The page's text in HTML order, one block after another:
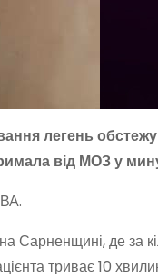
легень
від МОЗ у
Сарненщині, де за
триває 10